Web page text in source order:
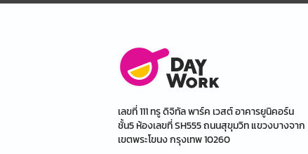
เลขที่ 111 ทรู ดิจิทัล พาร์ค เวสต์ อาคารยูนิคอร์น
ชั้น5 ห้องเลขที่ SH555 ถนนสุขุมวิท แขวงบางจาก
เขตพระโขนง กรุงเทพ 10260